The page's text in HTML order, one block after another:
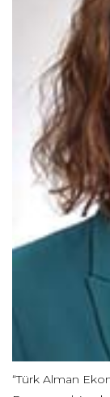
“Türk Alman